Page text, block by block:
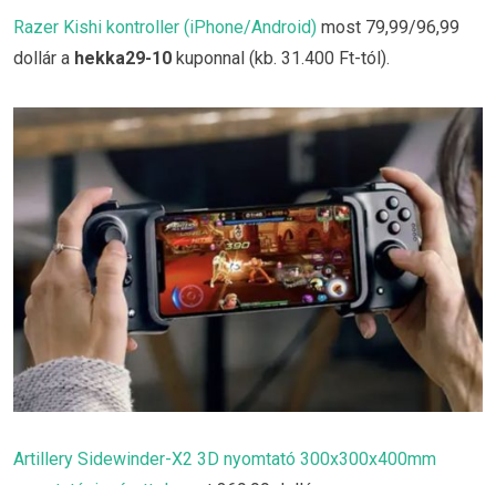
Razer Kishi kontroller (iPhone/Android) most 79,99/96,99
dollár a hekka29-10 kuponnal (kb. 31.400 Ft-tól).
Artillery Sidewinder-X2 3D nyomtató 300x300x400mm